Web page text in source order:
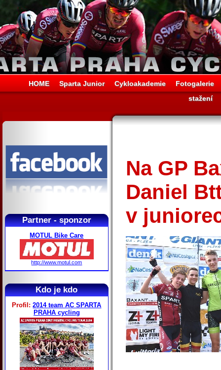
HOME Sparta Junior Cykloakademie
Fotogalerie
stažení
Partner - sponzor
MOTUL Bike Care
http://www.motul.com
Kdo je kdo
Profil:2014 team AC SPARTA
PRAHA cycling
Na GP
Daniel
v